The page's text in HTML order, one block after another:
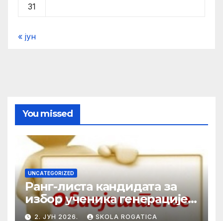
31
« јун
You missed
UNCATEGORIZED
Ранг-листа кандидата за
избор ученика генерације у
школској 2025/2026. години
2. ЈУН 2026. SKOLA ROGATICA